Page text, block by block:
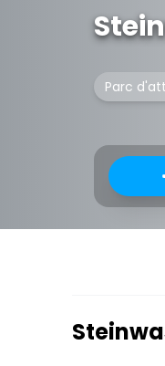
Parc